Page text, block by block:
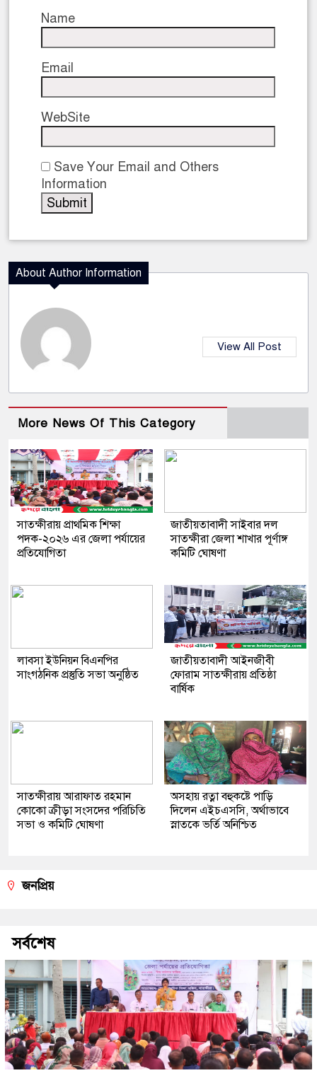
Name
Email
WebSite
Save Your Email and Others
Information
About Author Information
View All Post
More News Of This Category
সাতক্ষীরায় প্রাথমিক শিক্ষা
পদক-২০২৬ এর জেলা পর্যায়ের
প্রতিযোগিতা
জাতীয়তাবাদী সাইবার দল
সাতক্ষীরা জেলা শাখার পূর্ণাঙ্গ
কমিটি ঘোষণা
লাবসা ইউনিয়ন বিএনপির
সাংগঠনিক প্রস্তুতি সভা অনুষ্ঠিত
জাতীয়তাবাদী আইনজীবী
ফোরাম সাতক্ষীরায় প্রতিষ্ঠা
বার্ষিক
সাতক্ষীরায় আরাফাত রহমান
কোকো ক্রীড়া সংসদের পরিচিতি
সভা ও কমিটি ঘোষণা
অসহায় রত্না বহুকষ্টে পাড়ি
দিলেন এইচএসসি, অর্থাভাবে
স্নাতকে ভর্তি অনিশ্চিত
জনপ্রিয়
সর্বশেষ